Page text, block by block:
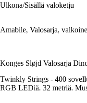
Ulkona/Sisällä valoketju
Amabile, Valosarja,
Konges Sløjd Valosarja
Twinkly Strings - 400
RGB LEDiä. 32 metriä.